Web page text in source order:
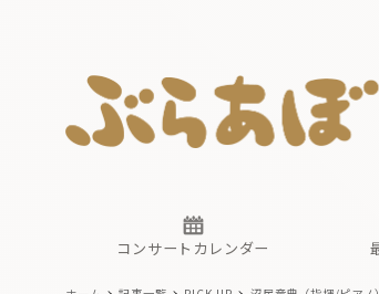
コンサートカレンダー